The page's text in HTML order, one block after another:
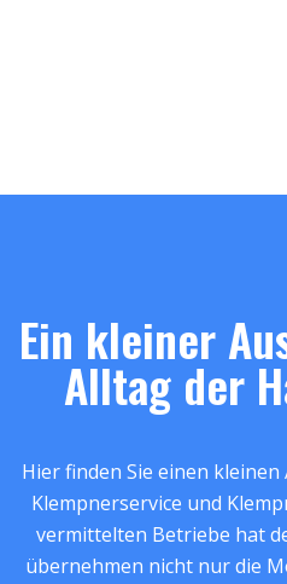
Ein kleiner
Alltag der
Hier finden Sie einen
Klempnerservice und
vermittelten Betriebe hat
übernehmen nicht nur die